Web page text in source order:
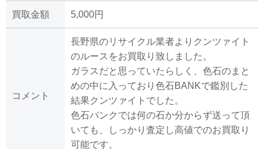
買取金額 5,000円
コメント
長野県のリサイクル業者よりクンツァイト
のルースをお買取り致しました。
ガラスだと思っていたらしく、色石のまと
めの中に入っており色石BANKで鑑別した
結果クンツァイトでした。
色石バンクでは何の石か分からず送って頂
いても、しっかり査定し高値でのお買取り
可能です。